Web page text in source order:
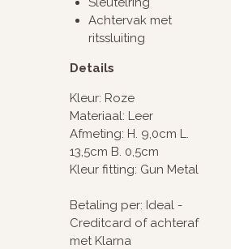
Achtervak met
ritssluiting
Details
Kleur: Roze
Materiaal: Leer
Afmeting: H. 9,0cm L.
13,5cm B. 0,5cm
Kleur fitting: Gun Metal
Betaling per: Ideal -
Creditcard of achteraf
met Klarna